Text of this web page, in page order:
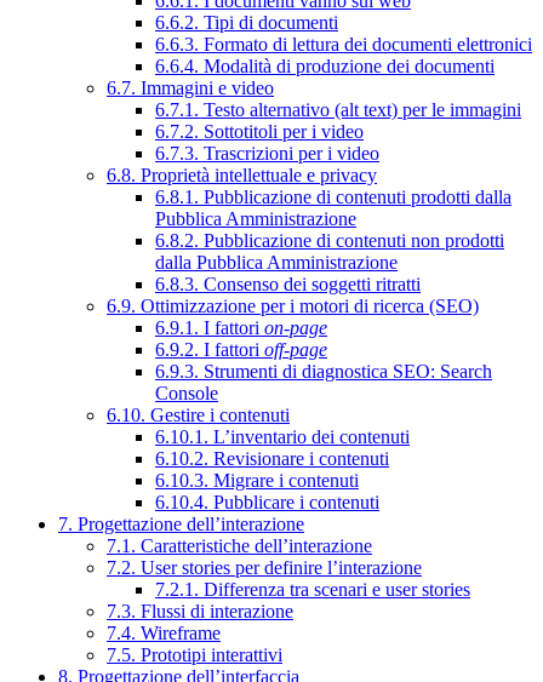
6.6.2. Tipi di documenti
6.6.3. Formato di lettura dei documenti elettronici
6.6.4. Modalità di produzione dei documenti
6.7. Immagini e video
6.7.1. Testo alternativo (alt text) per le immagini
6.7.2. Sottotitoli per i video
6.7.3. Trascrizioni per i video
6.8. Proprietà intellettuale e privacy
6.8.1. Pubblicazione di contenuti prodotti dalla
Pubblica Amministrazione
6.8.2. Pubblicazione di contenuti non prodotti
dalla Pubblica Amministrazione
6.8.3. Consenso dei soggetti ritratti
6.9. Ottimizzazione per i motori di ricerca (SEO)
6.9.1. I fattori on-page
6.9.2. I fattori off-page
6.9.3. Strumenti di diagnostica SEO: Search
Console
6.10. Gestire i contenuti
6.10.1. L’inventario dei contenuti
6.10.2. Revisionare i contenuti
6.10.3. Migrare i contenuti
6.10.4. Pubblicare i contenuti
7. Progettazione dell’interazione
7.1. Caratteristiche dell’interazione
7.2. User stories per definire l’interazione
7.2.1. Differenza tra scenari e user stories
7.3. Flussi di interazione
7.4. Wireframe
7.5. Prototipi interattivi
8. Progettazione dell’interfaccia